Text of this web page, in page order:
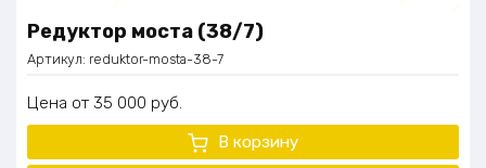
Редуктор моста (38/7)
Артикул: reduktor-mosta-38-7
Цена 35 000 руб.
В корзину